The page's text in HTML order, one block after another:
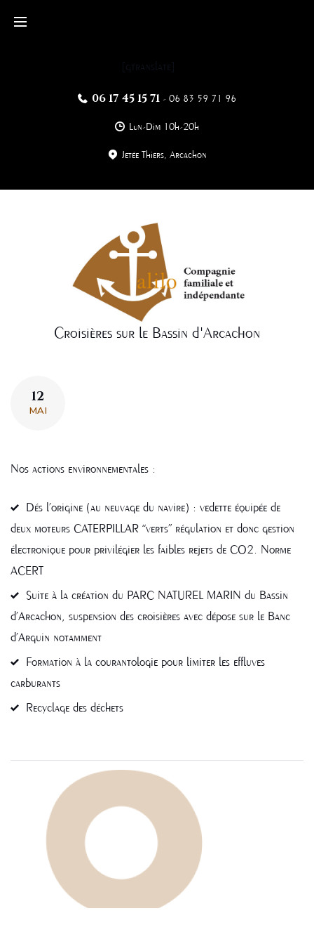
[gtranslate]
06 17 45 15 71 - 06 83 59 71 96
Lun-Dim 10h-20h
Jetée Thiers, Arcachon
Croisières sur le Bassin d'Arcachon
12
MAI
Nos actions environnementales :
Dés l’origine (au neuvage du navire) : vedette équipée de
deux moteurs CATERPILLAR “verts” régulation et donc gestion
électronique pour privilégier les faibles rejets de CO2. Norme
ACERT
Suite à la création du PARC NATUREL MARIN du Bassin
d’Arcachon, suspension des croisières avec dépose sur le Banc
d’Arguin notamment
Formation à la courantologie pour limiter les effluves
carburants
Recyclage des déchets
NAVIGATION
L’ARTICLE